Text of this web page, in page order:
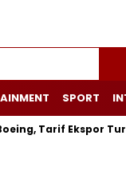
SPORT
Ekspor Turun